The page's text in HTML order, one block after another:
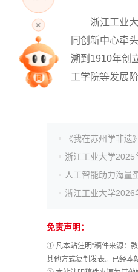
浙江工业大
同创新中心牵
溯到1910年创
工学院等发展
《我在苏州学非
浙江工业大学2025
浙江工业大学2026
免责声明：
① 凡本站注明“稿件来源：
其他方式复制发表。已经本
高考直播
专家指导课
高考真题